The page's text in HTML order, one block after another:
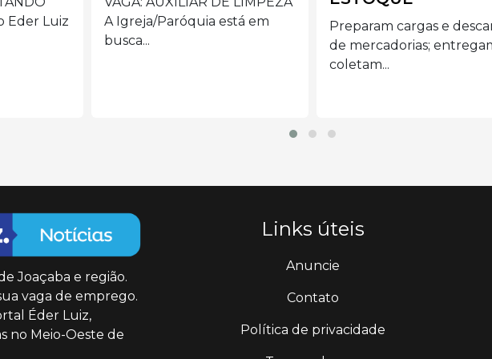
em
Preparam cargas e descargas
de mercadorias; entregam e
acima de 40 anos com
disponibilidade de...
Joaçaba e região.
vaga de emprego.
Éder Luiz,
no Meio-Oeste de
Links úteis
Anuncie
Contato
Política de privacidade